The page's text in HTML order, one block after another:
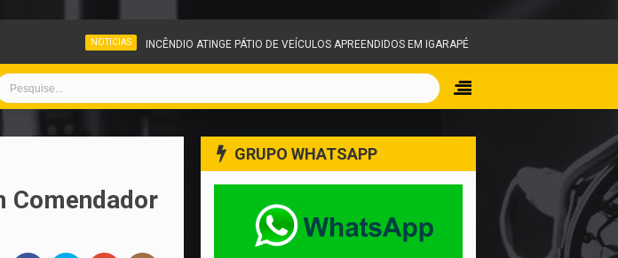
INCÊNDIO ATINGE PÁTIO DE VEÍCULOS APREENDIDOS EM IGARAPÉ E MOBILIZA EQUIPES DO CORPO DE BOMBEIROS
Comendador
GRUPO WHATSAPP